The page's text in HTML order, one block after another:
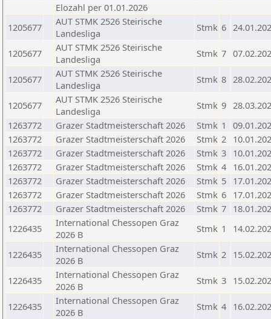
Elozahl per 01.01.2026
1205677
AUT STMK 2526 Steirische
Landesliga
Stmk 6
1205677
AUT STMK 2526 Steirische
Landesliga
Stmk 7
1205677
AUT STMK 2526 Steirische
Landesliga
Stmk 8
1205677
AUT STMK 2526 Steirische
Landesliga
Stmk 9
1263772
Grazer Stadtmeisterschaft 2026 Stmk 1
1263772
Grazer Stadtmeisterschaft 2026 Stmk 2
1263772
Grazer Stadtmeisterschaft 2026 Stmk 3
1263772
Grazer Stadtmeisterschaft 2026 Stmk 4
1263772
Grazer Stadtmeisterschaft 2026 Stmk 5
1263772
Grazer Stadtmeisterschaft 2026 Stmk 6
1263772
Grazer Stadtmeisterschaft 2026 Stmk 7
1226435
International Chessopen Graz
2026 B
Stmk 1
1226435
International Chessopen Graz
2026 B
Stmk 2
1226435
International Chessopen Graz
2026 B
Stmk 3
1226435
International Chessopen Graz
2026 B
Stmk 4